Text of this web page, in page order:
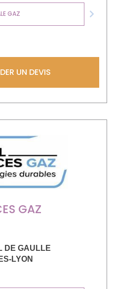
GAZ
Next
UN DEVIS
GAZ
DE GAULLE
LYON